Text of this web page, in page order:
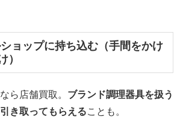
ョップに持ち込む（手間をかけ
）
ら店舗買取。 ブランド調理器具を扱う
き取ってもらえることも。